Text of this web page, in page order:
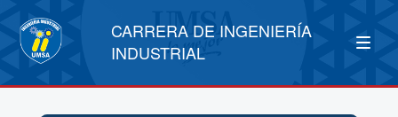
CARRERA DE INGENIERÍA
INDUSTRIAL